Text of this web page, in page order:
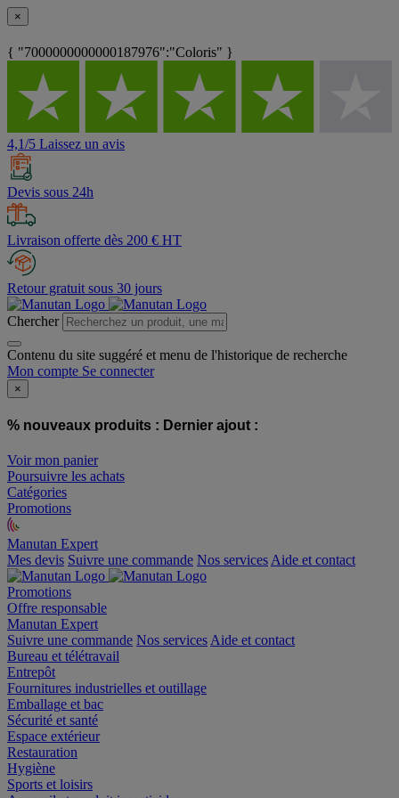
×
{ "7000000000000187976":"Coloris" }
4,1/5 Laissez un avis
Devis sous 24h
Livraison offerte dès 200 € HT
Retour gratuit sous 30 jours
Chercher
Contenu du site suggéré et menu de l'historique de recherche
Mon compte Se connecter
×
% nouveaux produits : Dernier ajout :
Voir mon panier
Poursuivre les achats
Catégories
Promotions
Manutan Expert
offre reconditionnée
Mes devis Suivre une commande Nos services
Promotions
Offre responsable
Manutan Expert
Suivre une commande
Bureau et télétravail
Entrepôt
Fournitures industrielles et outillage
Emballage et bac
Sécurité et santé
Espace extérieur
Restauration
Hygiène